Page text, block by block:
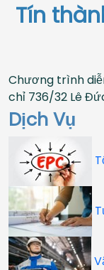
Tín
Chương trình
chỉ 736/32 Lê
Dịch Vụ